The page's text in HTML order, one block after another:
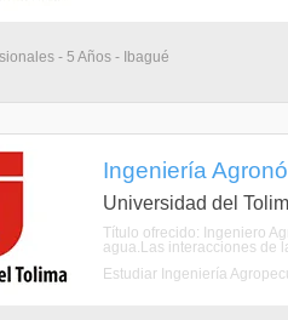
- 5 Años - Ibagué
Ingeniería
Universidad del
Título ofrecido: Ingeniero
agua.Las interacciones de
Estudiar Ingeniería